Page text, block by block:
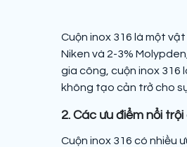
Cuộn inox 316 là một
Niken và 2-3%
gia công, cuộn inox 316
không tạo cản trở cho
2. Các ưu điểm nổi
Cuộn inox 316 có nhiều